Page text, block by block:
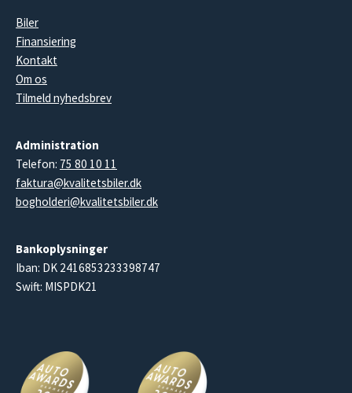
Biler
Finansiering
Kontakt
Om os
Tilmeld nyhedsbrev
Administration
Telefon: 75 80 10 11
faktura@kvalitetsbiler.dk
bogholderi@kvalitetsbiler.dk
Bankoplysninger
Iban: DK 2416853233398747
Swift: MISPDK21